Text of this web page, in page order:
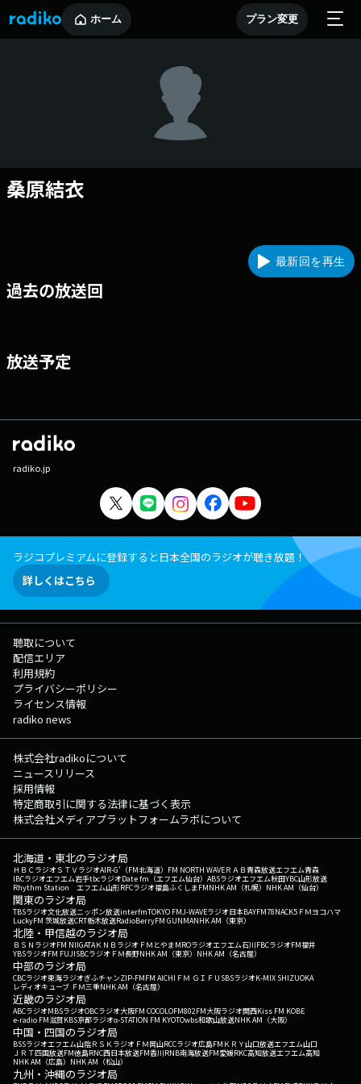
ホーム プラン変更
桑原結衣
最新回を再生
過去の放送回
放送予定
radiko.jp
ラジコプレミアムに登録すると日本全国のラジオが聴き放題！
詳しくはこちら
聴取について
配信エリア
利用規約
プライバシーポリシー
ライセンス情報
radiko news
株式会社radikoについて
ニュースリリース
採用情報
特定商取引に関する法律に基づく表示
株式会社メディアプラットフォームラボについて
北海道・東北のラジオ局
ＨＢＣラジオＳＴＶラジオAIR-G'（FM北海道） FM NORTH WAVEＲＡＢ青森放送エフエム青森
IBCラジオエフエム岩手tbcラジオDate fm（エフエム仙台） ABSラジオエフエム秋田YBC山形放送
Rhythm Station エフエム山形RFCラジオ福島ふくしまFMNHK AM（札幌） NHK AM（仙台）
関東のラジオ局
TBSラジオ文化放送ニッポン放送interfmTOKYO FMJ-WAVEラジオ日本BAYFM78NACK5 ＦＭヨコハマ
LuckyFM 茨城放送CRT栃木放送RadioBerryFM GUNMANHK AM（東京）
北陸・甲信越のラジオ局
ＢＳＮラジオFM NIIGATAＫＮＢラジオ ＦＭとやまMROラジオエフエム石川FBCラジオFM福井
YBSラジオFM FUJISBCラジオ ＦＭ長野NHK AM（東京） NHK AM（名古屋）
中部のラジオ局
CBCラジオ東海ラジオぎふチャンZIP-FMFM AICHI ＦＭ ＧＩＦＵ SBSラジオK-MIX SHIZUOKA
レディオキューブ ＦＭ三重NHK AM（名古屋）
近畿のラジオ局
ABCラジオMBSラジオOBCラジオ大阪FM COCOLOFM802FM大阪ラジオ関西Kiss FM KOBE
e-radio FM滋賀KBS京都ラジオα-STATION FM KYOTOwbs和歌山放送NHK AM（大阪）
中国・四国のラジオ局
BSSラジオエフエム山陰ＲＳＫラジオ ＦＭ岡山RCCラジオ広島FM ＫＲＹ山口放送エフエム山口
ＪＲＴ四国放送FM徳島RNC西日本放送FM香川RNB南海放送FM愛媛RKC高知放送エフエム高知
NHK AM（広島） NHK AM（松山）
九州・沖縄のラジオ局